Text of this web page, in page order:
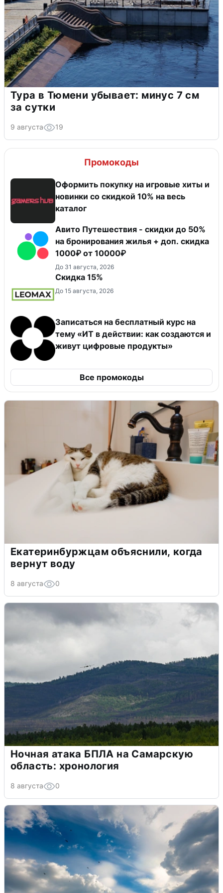
Тура в Тюмени убывает: минус 7 см
за сутки
9 августа 19
Промокоды
Оформить покупку на игровые хиты и
новинки со скидкой 10% на весь
каталог
Авито Путешествия - скидки до 50%
на бронирования жилья + доп. скидка
1000₽ от 10000₽
До 31 августа, 2026
Скидка 15%
До 15 августа, 2026
Записаться на бесплатный курс на
тему «ИТ в действии: как создаются и
живут цифровые продукты»
Все промокоды
Екатеринбуржцам объяснили, когда
вернут воду
8 августа 0
Ночная атака БПЛА на Самарскую
область: хронология
8 августа 0